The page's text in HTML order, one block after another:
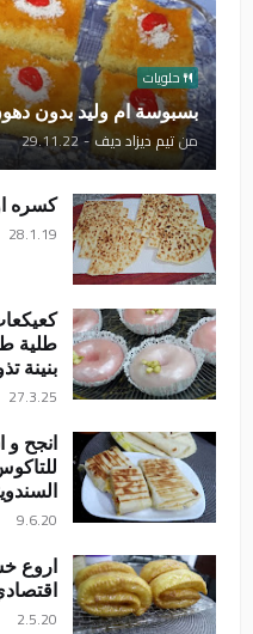
حلويات
بسبوسة ام وليد بدون
منتيم ديزاد ديف -
29.11.22
كسره
28.1.19
طلية
بنينة
27.3.25
انجح و
9.6.20
اروع
2.5.20